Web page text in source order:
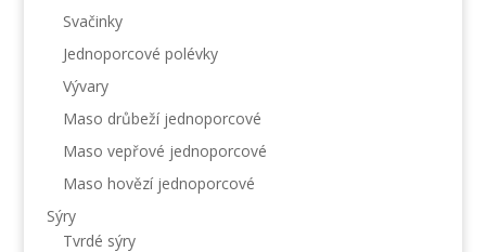
Svačinky
Jednoporcové polévky
Vývary
Maso drůbeží jednoporcové
Maso vepřové jednoporcové
Maso hovězí jednoporcové
Sýry
Tvrdé sýry